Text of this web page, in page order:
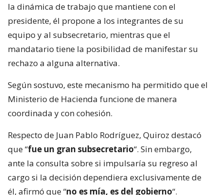
la dinámica de trabajo que mantiene con el
presidente, él propone a los integrantes de su
equipo y al subsecretario, mientras que el
mandatario tiene la posibilidad de manifestar su
rechazo a alguna alternativa.
Según sostuvo, este mecanismo ha permitido que el
Ministerio de Hacienda funcione de manera
coordinada y con cohesión.
Respecto de Juan Pablo Rodríguez, Quiroz destacó
que “fue un gran subsecretario“. Sin embargo,
ante la consulta sobre si impulsaría su regreso al
cargo si la decisión dependiera exclusivamente de
él, afirmó que “no es mía, es del gobierno“.